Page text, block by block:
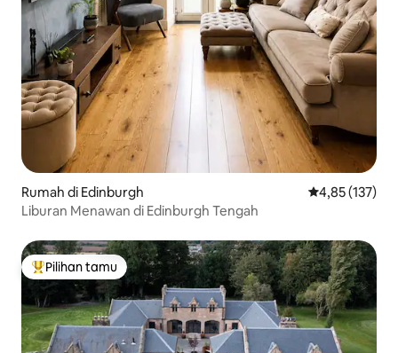
Rumah di Edinburgh Nilai rata-rata
4,85 (137)
Liburan Menawan di Edinburgh Tengah
Pilihan tamu terpopuler
Pilihan tamu